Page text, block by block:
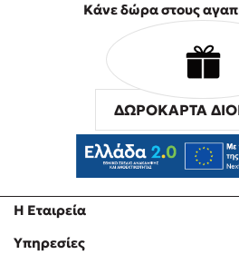
Η Εταιρεία
Υπηρεσίες
Κάνε δώρα στους
ΔΩΡΟΚΑΡΤΑ